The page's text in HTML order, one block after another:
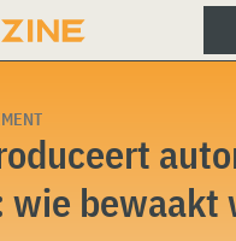
wie bewaakt